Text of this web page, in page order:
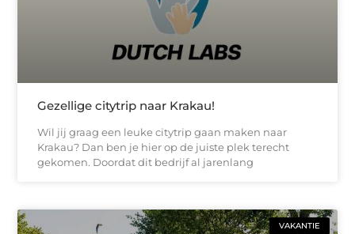
Gezellige citytrip naar Krakau!
Wil jij graag een leuke citytrip gaan maken naar
Krakau? Dan ben je hier op de juiste plek terecht
gekomen. Doordat dit bedrijf al jarenlang
VAKANTIE